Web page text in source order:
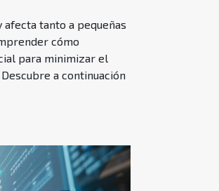
tanto a pequeñas
cómo
para minimizar el
a continuación